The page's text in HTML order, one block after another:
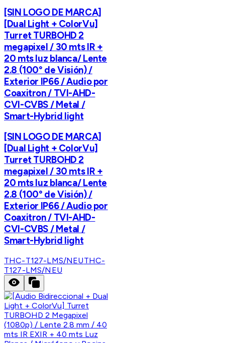
[SIN LOGO DE MARCA]
[Dual Light + ColorVu]
Turret TURBOHD 2
megapixel / 30 mts IR +
20 mts luz blanca/ Lente
2.8 (100° de Visión) /
Exterior IP66 / Audio por
Coaxitron / TVI-AHD-
CVI-CVBS / Metal /
Smart-Hybrid light
[SIN LOGO DE MARCA]
[Dual Light + ColorVu]
Turret TURBOHD 2
megapixel / 30 mts IR +
20 mts luz blanca/ Lente
2.8 (100° de Visión) /
Exterior IP66 / Audio por
Coaxitron / TVI-AHD-
CVI-CVBS / Metal /
Smart-Hybrid light
THC-T127-LMS/NEUTHC-
T127-LMS/NEU